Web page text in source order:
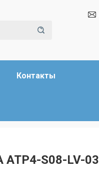
Контакты
ATP4-S08-LV-03